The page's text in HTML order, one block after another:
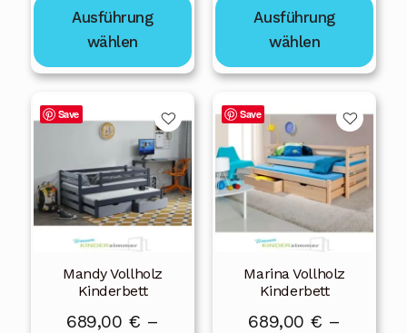
bis
1
079,00 €
Ausführung
wählen
gewählt
bis
919,00 €
Ausführung
wählen
gewählt
Save
Mandy Vollholz
Kinderbett
689,00 € –
Dieses
Produkt
mehrere
Varianten
auf.
Optionen
können
Save
Marina Vollholz
Kinderbett
689,00 € –
Dieses
Produkt
weist
mehrere
Varianten
auf.
Optionen
können